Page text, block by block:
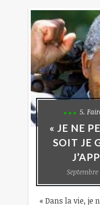
5.
« JE NE
SOIT JE
Septembre
« Dans la vie, je